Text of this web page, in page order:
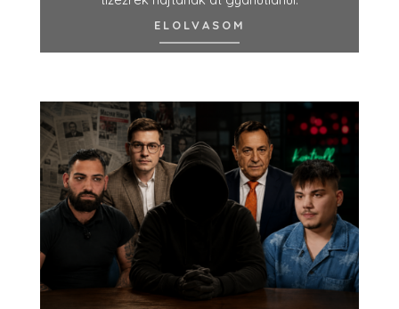
ELOLVASOM